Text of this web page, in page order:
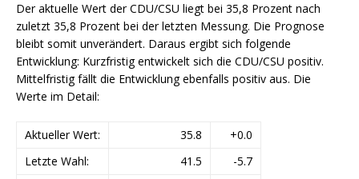
Der aktuelle Wert der CDU/CSU liegt bei 35,8 Prozent nach
zuletzt 35,8 Prozent bei der letzten Messung. Die Prognose
bleibt somit unverändert. Daraus ergibt sich folgende
Entwicklung: Kurzfristig entwickelt sich die CDU/CSU positiv.
Mittelfristig fällt die Entwicklung ebenfalls positiv aus. Die
Werte im Detail:
Aktueller Wert: 35.8
+0.0
Letzte Wahl:
41.5
-5.7